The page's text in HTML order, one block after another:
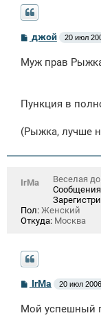
С
о
б
и
е
джой 20 июл
Муж прав
Пункция в
(Рыжка, лучше
IrMa
Веселая
Пол: Женский
Откуда: Москва
С
о
б
IrMa 20 июл
Мой успешный